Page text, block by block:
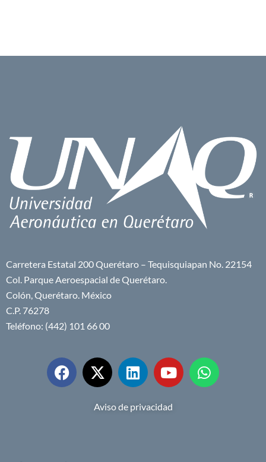
Carretera Estatal 200 Querétaro – Tequisquiapan No. 22154
Col. Parque Aeroespacial de Querétaro.
Colón, Querétaro. México
C.P. 76278
Teléfono: (442) 101 66 00
Aviso de privacidad